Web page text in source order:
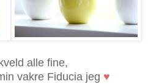
alle fine,
vakre Fiducia jeg ♥